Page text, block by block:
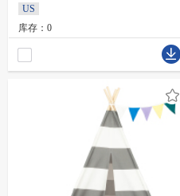
US
库存：0